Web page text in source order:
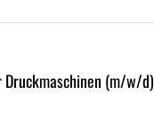
(m/w/d)